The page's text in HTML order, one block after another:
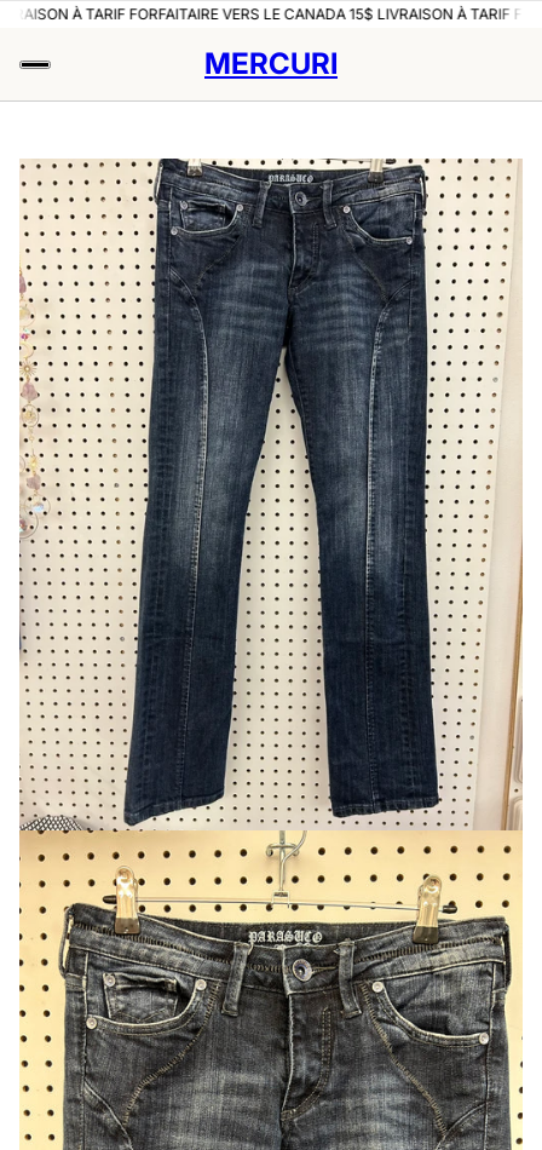
À TARIF FORFAITAIRE VERS LE CANADA 15$ LIVRAISON À TARIF
MERCURI